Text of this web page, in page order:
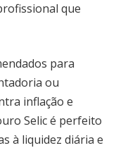
que
para
ou
inflação e
Selic é perfeito
à liquidez diária e